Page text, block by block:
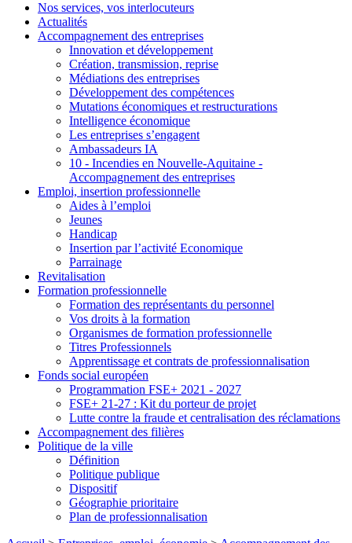
Nos services, vos interlocuteurs
Actualités
Accompagnement des entreprises
Innovation et développement
Création, transmission, reprise
Médiations des entreprises
Développement des compétences
Mutations économiques et restructurations
Intelligence économique
Les entreprises s’engagent
Ambassadeurs IA
10 - Incendies en Nouvelle-Aquitaine -
Accompagnement des entreprises
Emploi, insertion professionnelle
Aides à l’emploi
Jeunes
Handicap
Insertion par l’activité Economique
Parrainage
Revitalisation
Formation professionnelle
Formation des représentants du personnel
Vos droits à la formation
Organismes de formation professionnelle
Titres Professionnels
Apprentissage et contrats de professionnalisation
Fonds social européen
Programmation FSE+ 2021 - 2027
FSE+ 21-27 : Kit du porteur de projet
Lutte contre la fraude et centralisation des réclamations
Accompagnement des filières
Politique de la ville
Définition
Politique publique
Dispositif
Géographie prioritaire
Plan de professionnalisation